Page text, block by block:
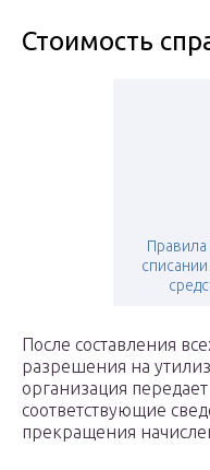
Стоимость
Правила
После составления
разрешения на
организация
соответствующие
прекращения